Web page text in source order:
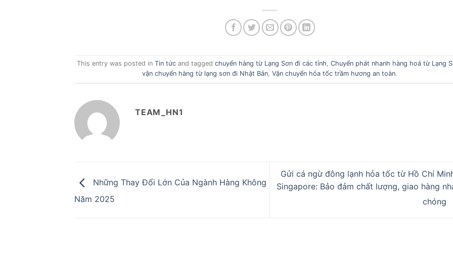
This entry was posted inTin tức and taggedchuyển hàng từ Lạng Sơn đi các tỉnh ,Chuyển phát nhanh hàng hoá từ Lạng
vận chuyển hàng từ lạng sơn đi Nhật Bản, Vận chuyển hỏa tốc trầm hương an toàn.
TEAM_HN1
Những Thay Đổi Lớn Của Ngành Hàng Không
Năm 2025
Gửi cá ngừ đông lạnh hỏa tốc từ Hồ Chí
Singapore: Bảo đảm chất lượng, giao hàng
chóng